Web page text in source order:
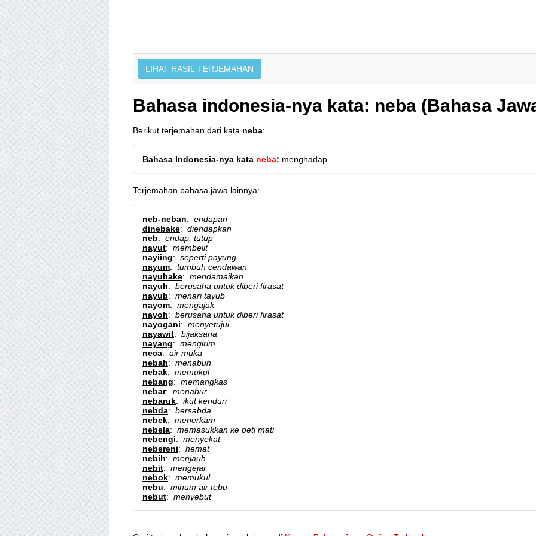
Bahasa indonesia-nya kata: neba (Bahasa
Berikut terjemahan dari kata neba:
Bahasa Indonesia-nya kata neba: menghadap
Terjemahan bahasa jawa lainnya:
neb-neban: endapan
dinebake: diendapkan
neb: endap, tutup
nayut: membelit
nayiing: seperti payung
nayum: tumbuh cendawan
nayuhake: mendamaikan
nayuh: berusaha untuk diberi firasat
nayub: menari tayub
nayom: mengajak
nayoh: berusaha untuk diberi firasat
nayogani: menyetujui
nayawit: bijaksana
nayang: mengirim
neca: air muka
nebah: menabuh
nebak: memukul
nebang: memangkas
nebar: menabur
nebaruk: ikut kenduri
nebda: bersabda
nebek: menerkam
nebela: memasukkan ke peti mati
nebengi: menyekat
nebereni: hemat
nebih: menjauh
nebit: mengejar
nebok: memukul
nebu: minum air tebu
nebut: menyebut